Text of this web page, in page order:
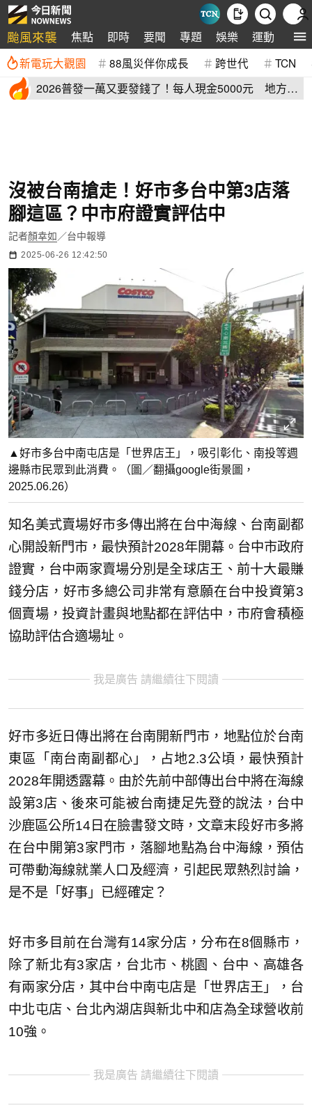
颱風來襲 焦點 即時 要聞 專題 娛樂 運動 全球
新電玩大觀園 88風災伴你成長 跨世代 TCN
2026普發一萬又要發錢了！每人現金5000元 地方加
沒被台南搶走！好市多台中第3店落
腳這區？中市府證實評估中
記者顏幸如 ／台中報導
2025-06-26 12:42:50
▲好市多台中南屯店是「世界店王」，吸引彰化、南投等週
邊縣市民眾到此消費。（圖／翻攝google街景圖，
2025.06.26）
知名美式賣場好市多傳出將在台中海線、台南副都
心開設新門市，最快預計2028年開幕。台中市政府
證實，台中兩家賣場分別是全球店王、前十大最賺
錢分店，好市多總公司非常有意願在台中投資第3
個賣場，投資計畫與地點都在評估中，市府會積極
協助評估合適場址。
我是廣告 請繼續往下閱讀
好市多近日傳出將在台南開新門市，地點位於台南
東區「南台南副都心」，占地2.3公頃，最快預計
2028年開透露幕。由於先前中部傳出台中將在海線
設第3店、後來可能被台南捷足先登的說法，台中
沙鹿區公所14日在臉書發文時，文章末段好市多將
在台中開第3家門市，落腳地點為台中海線，預估
可帶動海線就業人口及經濟，引起民眾熱烈討論，
是不是「好事」已經確定？
好市多目前在台灣有14家分店，分布在8個縣市，
除了新北有3家店，台北市、桃園、台中、高雄各
有兩家分店，其中台中南屯店是「世界店王」，台
中北屯店、台北內湖店與新北中和店為全球營收前
10強。
我是廣告 請繼續往下閱讀